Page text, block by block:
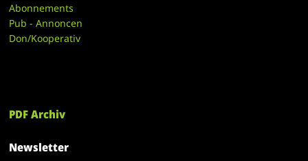
Abonnements
Pub - Annoncen
Don/Kooperativ
PDF Archiv
Newsletter